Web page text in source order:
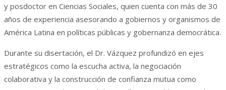
y posdoctor en Ciencias Sociales, quien cuenta con más de 30
años de experiencia asesorando a gobiernos y organismos de
América Latina en políticas públicas y gobernanza democrática.
Durante su disertación, el Dr. Vázquez profundizó en ejes
estratégicos como la escucha activa, la negociación
colaborativa y la construcción de confianza mutua como